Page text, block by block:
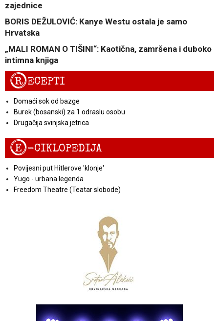
zajednice
BORIS DEŽULOVIĆ: Kanye Westu ostala je samo
Hrvatska
„MALI ROMAN O TIŠINI“: Kaotična, zamršena i duboko
intimna knjiga
RECEPTI
Domaći sok od bazge
Burek (bosanski) za 1 odraslu osobu
Drugačija svinjska jetrica
E-CIKLOPEDIJA
Povijesni put Hitlerove 'klonje'
Yugo - urbana legenda
Freedom Theatre (Teatar slobode)